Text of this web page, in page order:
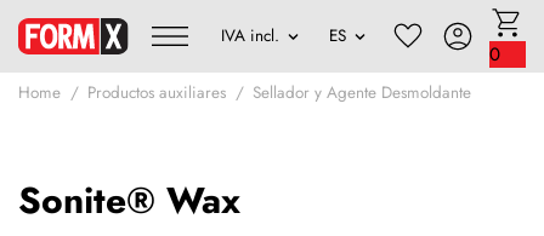
0
Home Productos auxiliares Sellador y Agente Desmoldante
Sonite® Wax